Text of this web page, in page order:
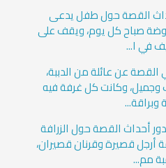
القصة حول طفل يدعى
صباح كل يوم، ويقف على
في ا...
عن عائلة من الدببة،
وكانت كل غرفة فيه
وبراقة...
أحداث القصة حول الزرافة
أرجل قصيرة وقرنان قصيران،
مم...